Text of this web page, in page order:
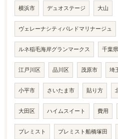
横浜市 デュオステージ 大山
ヴェレーナシティパレドマリナージュ
ルネ稲毛海岸グランマークス 千葉県
江戸川区 品川区 茂原市 埼
小平市 さいたま市 貼り方
大田区 ハイムスイート 費用
プレミスト プレミスト船橋塚田